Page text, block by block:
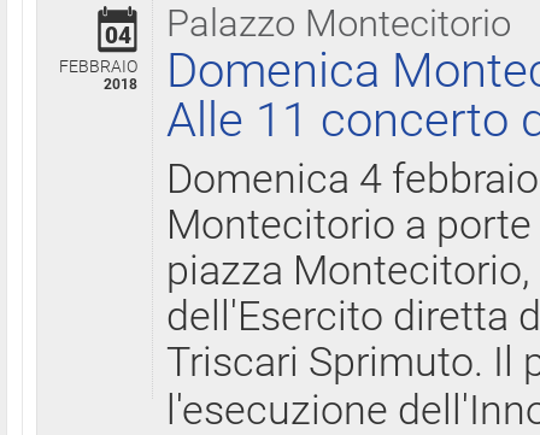
Palazzo Montecitorio
04
FEBBRAIO
2018
Domenica
Alle 11 concerto
Domenica 4
Montecitorio a
piazza
dell'Esercito diretta
Triscari Sprimuto. Il
l'esecuzione